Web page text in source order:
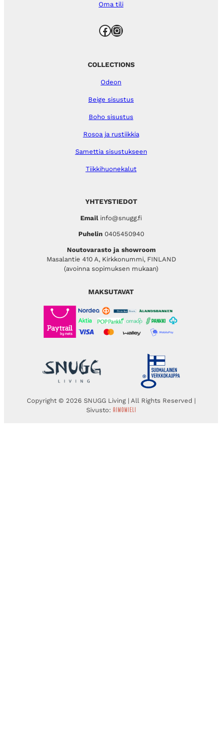
Oma tili
Facebook Instagram
YHTEYSTIEDOT
Emailinfo@snugg.fi
Puhelin 0405450940
Noutovarasto ja showroom
Masalantie 410 A, Kirkkonummi, FINLAND
(avoinna sopimuksen mukaan)
COLLECTIONS
Odeon
Beige sisustus
Boho sisustus
Rosoa ja rustiikkia
Samettia sisustukseen
Tiikkihuonekalut
MAKSUTAVAT
Copyright © 2026 SNUGG Living | All Rights Reserved |
Sivusto: